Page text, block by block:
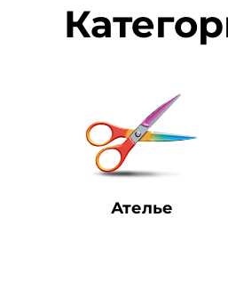
Ателье